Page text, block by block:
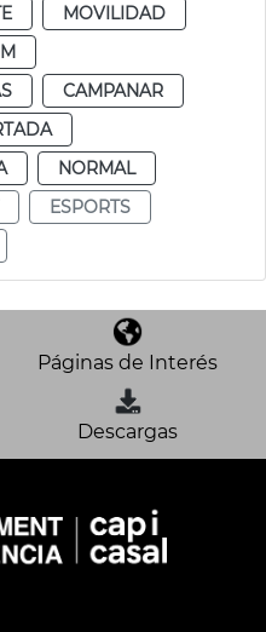
MOVILIDAD
CAMPANAR
NORMAL
ESPORTS
Páginas de Interés
Descargas